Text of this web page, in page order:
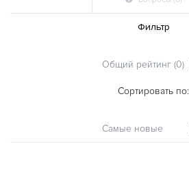
Фильтр
Общий рейтинг (0)
Сортировать по:
Самые новые